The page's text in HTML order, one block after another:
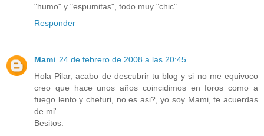
"humo" y "espumitas", todo muy "chic".
Responder
Mami 24 de febrero de 2008 a las 20:45
Hola Pilar, acabo de descubrir tu blog y si no me equivoco
creo que hace unos años coincidimos en foros como a
fuego lento y chefuri, no es asi?, yo soy Mami, te acuerdas
de mi'.
Besitos.